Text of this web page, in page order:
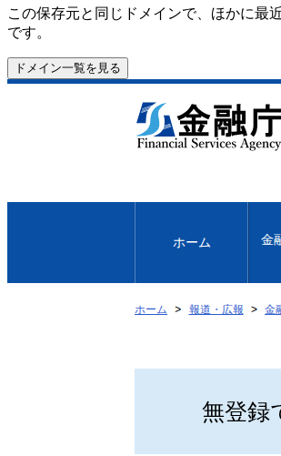
この保存元と同じドメインで、ほかに最
です。
ドメイン一覧を見る